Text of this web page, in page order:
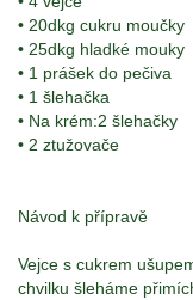
• 20dkg cukru moučky
• 25dkg hladké mouky
• 1 prášek do pečiva
• 1 šlehačka
• Na krém:2 šlehačky
• 2 ztužovače
Návod k přípravě
Vejce s cukrem
chvilku šleháme